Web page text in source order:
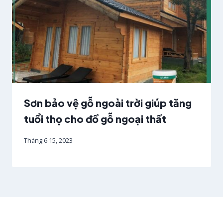
Sơn bảo vệ gỗ ngoài trời giúp tăng
tuổi thọ cho đồ gỗ ngoại thất
Tháng 6 15, 2023